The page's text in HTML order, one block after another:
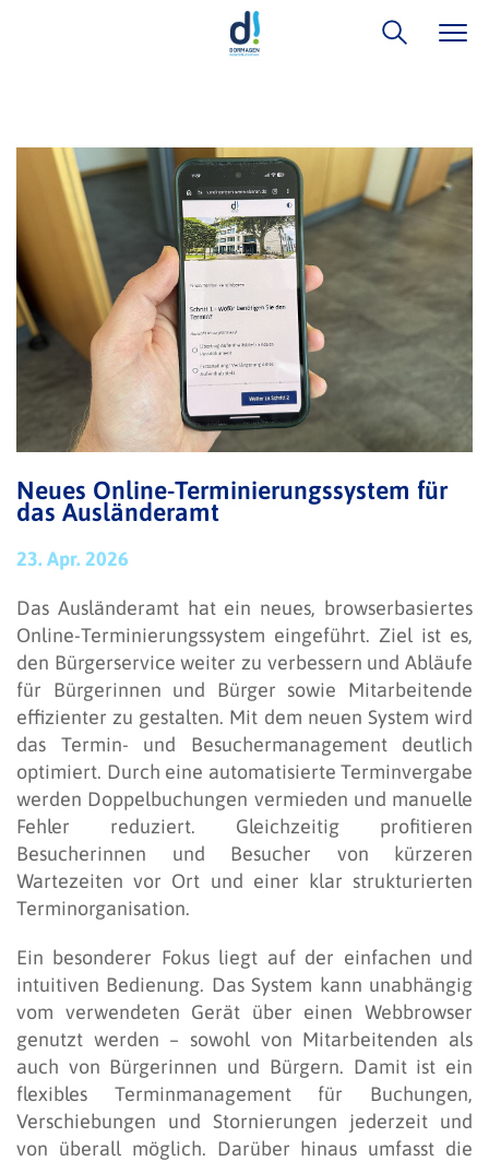
Neues Online-Terminierungssystem für
das Ausländeramt
23. Apr. 2026
Das Ausländeramt hat ein neues, browserbasiertes
Online-Terminierungssystem eingeführt. Ziel ist es,
den Bürgerservice weiter zu verbessern und Abläufe
für Bürgerinnen und Bürger sowie Mitarbeitende
effizienter zu gestalten. Mit dem neuen System wird
das Termin- und Besuchermanagement deutlich
optimiert. Durch eine automatisierte Terminvergabe
werden Doppelbuchungen vermieden und manuelle
Fehler reduziert. Gleichzeitig profitieren
Besucherinnen und Besucher von kürzeren
Wartezeiten vor Ort und einer klar strukturierten
Terminorganisation.
Ein besonderer Fokus liegt auf der einfachen und
intuitiven Bedienung. Das System kann unabhängig
vom verwendeten Gerät über einen Webbrowser
genutzt werden – sowohl von Mitarbeitenden als
auch von Bürgerinnen und Bürgern. Damit ist ein
flexibles Terminmanagement für Buchungen,
Verschiebungen und Stornierungen jederzeit und
von überall möglich. Darüber hinaus umfasst die